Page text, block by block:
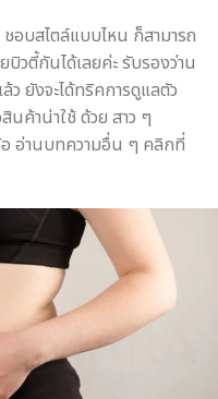
อบสไตล์แบบไหน ก็สามารถ
วตี้กันได้เลยค่ะ รับรองว่าน
ว ยังจะได้ทริคการดูแลตัว
นค้าน่าใช้ ด้วย สาว ๆ
อ อ่านบทความอื่น ๆ คลิกที่